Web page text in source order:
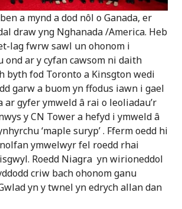
a mynd a dod nôl o Ganada, er
draw yng Nghanada /America. Heb
lag fwrw sawl un ohonom i
ond ar y cyfan cawsom ni daith
byth fod Toronto a Kinsgton wedi
garw a buom yn ffodus iawn i gael
ar gyfer ymweld â rai o leoliadau’r
y CN Tower a hefyd i ymweld â
‘maple suryp’ . Fferm oedd hi
ymwelwyr fel roedd rhai
Roedd Niagra yn wirioneddol
criw bach ohonom ganu
yn y twnel yn edrych allan dan